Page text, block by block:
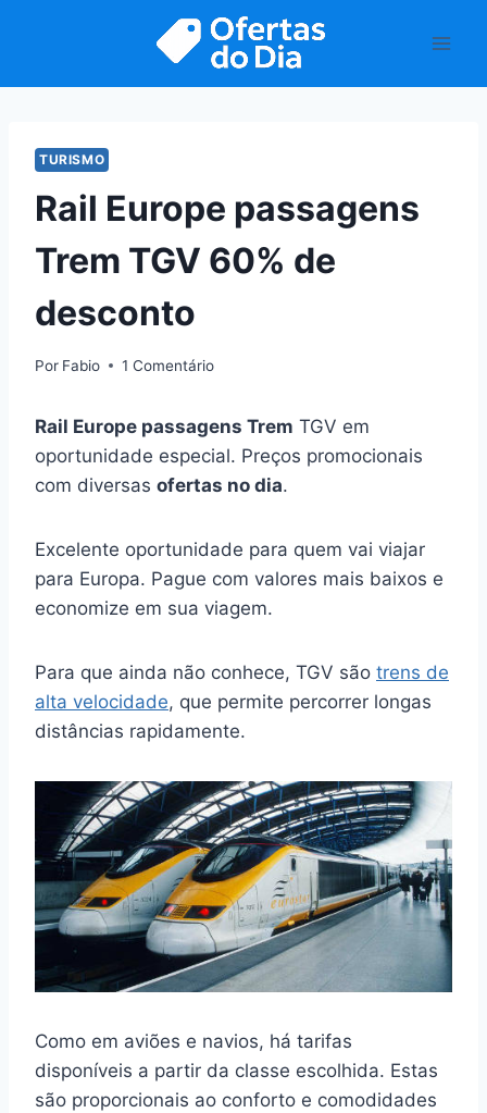
TURISMO
Rail Europe passagens
Trem TGV 60% de
desconto
Por Fabio 1 Comentário
Rail Europe passagens Trem TGV em
oportunidade especial. Preços promocionais
com diversas ofertas no dia.
Excelente oportunidade para quem vai viajar
para Europa. Pague com valores mais baixos e
economize em sua viagem.
Para que ainda não conhece, TGV são trens de
alta velocidade, que permite percorrer longas
distâncias rapidamente.
Como em aviões e navios, há tarifas
disponíveis a partir da classe escolhida. Estas
são proporcionais ao conforto e comodidades